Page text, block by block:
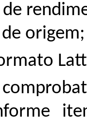
origem;